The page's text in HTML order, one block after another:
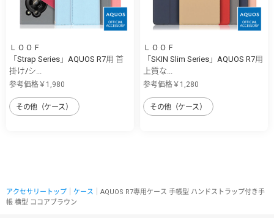
ＬＯＯＦ
「Strap Series」AQUOS R7用 首
掛け/シ...
参考価格￥1,980
その他（ケース）
ＬＯＯＦ
「SKIN Slim Series」AQUOS R7用
上質な...
参考価格￥1,280
その他（ケース）
アクセサリートップ ケース ｜AQUOS R7専用ケース 手帳型 ハンドストラップ付き手
帳 横型 ココアブラウン